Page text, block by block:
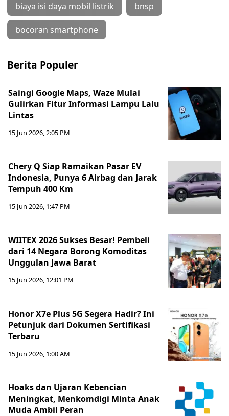
biaya isi daya mobil listrik bnsp
bocoran smartphone
Berita Populer
Saingi Google Maps, Waze Mulai
Gulirkan Fitur Informasi Lampu Lalu
Lintas
15 Jun 2026, 2:05 PM
Chery Q Siap Ramaikan Pasar EV
Indonesia, Punya 6 Airbag dan Jarak
Tempuh 400 Km
15 Jun 2026, 1:47 PM
WIITEX 2026 Sukses Besar! Pembeli
dari 14 Negara Borong Komoditas
Unggulan Jawa Barat
15 Jun 2026, 12:01 PM
Honor X7e Plus 5G Segera Hadir? Ini
Petunjuk dari Dokumen Sertifikasi
Terbaru
15 Jun 2026, 1:00 AM
Hoaks dan Ujaran Kebencian
Meningkat, Menkomdigi Minta Anak
Muda Ambil Peran